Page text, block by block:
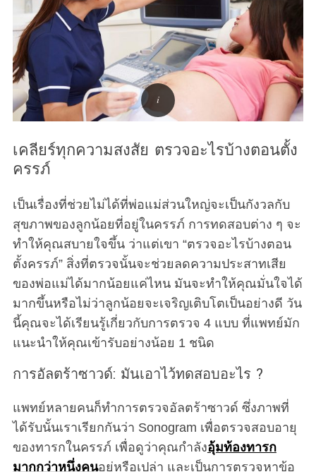
เคลียร์ทุกความสงสัย ตรวจอะไรบ้างตอนตั้ง
ครรภ์
เป็นเรื่องที่ช่วยไม่ได้ที่พ่อแม่ส่วนใหญ่จะเป็นกังวลกับ
สุขภาพของลูกน้อยที่อยู่ในครรภ์ การทดสอบต่าง ๆ จะ
ทำให้คุณสบายใจขึ้น ว่าแต่เขา “ตรวจอะไรบ้างตอน
ตั้งครรภ์” สิ่งที่ตรวจนั้นจะช่วยลดความประสาทเสีย
ของพ่อแม่ได้มากน้อยแค่ไหน มันจะทำให้คุณมั่นใจได้
มากขึ้นหรือไม่ว่าลูกน้อยจะเจริญเติบโตเป็นอย่างดี วัน
นี้คุณจะได้เรียนรู้เกี่ยวกับการตรวจ 4 แบบ ที่แพทย์มัก
แนะนำให้คุณเข้ารับอย่างน้อย 1 ชนิด
การอัลตร้าซาวด์: มันเอาไว้ทดสอบอะไร ?
แพทย์หลายคนก็ทำการตรวจอัลตร้าซาวด์ ซึ่งภาพที่
ได้รับนั้นเราเรียกกันว่า Sonogram เพื่อตรวจสอบอายุ
ของทารกในครรภ์ เพื่อดูว่าคุณกำลังอุ้มท้องทารก
มากกว่าหนึ่งคนอยู่หรือเปล่า และเป็นการตรวจหาข้อ